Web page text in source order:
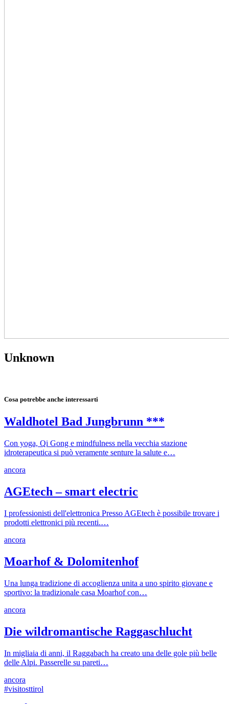
Unknown
Cosa potrebbe anche interessarti
Waldhotel Bad Jungbrunn ***
Con yoga, Qi Gong e mindfulness nella vecchia stazione
idroterapeutica si può veramente senture la salute e…
ancora
AGEtech – smart electric
I professionisti dell'elettronica Presso AGEtech è possibile trovare i
prodotti elettronici più recenti.…
ancora
Moarhof & Dolomitenhof
Una lunga tradizione di accoglienza unita a uno spirito giovane e
sportivo: la tradizionale casa Moarhof con…
ancora
Die wildromantische Raggaschlucht
In migliaia di anni, il Raggabach ha creato una delle gole più belle
delle Alpi. Passerelle su pareti…
ancora
#visitosttirol